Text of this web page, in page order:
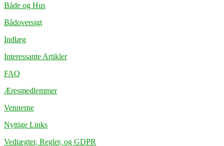
Både og Hus
Bådoversigt
Indlæg
Interessante Artikler
FAQ
Æresmedlemmer
Vennerne
Nyttige Links
Vedtægter, Regler, og GDPR